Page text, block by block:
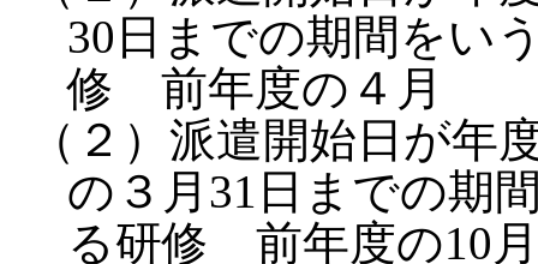
30日までの期間をい
修 前年度の４月
（２）派遣開始日が年
の３月31日までの期
る研修 前年度の10月